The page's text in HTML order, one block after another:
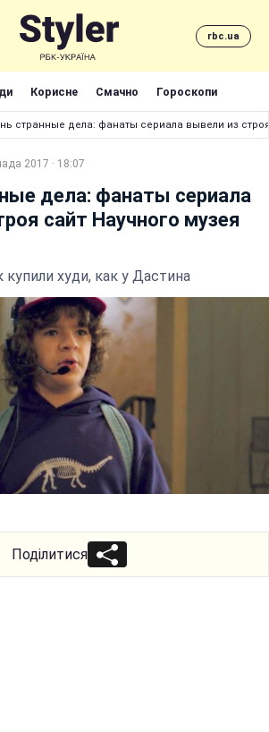
rbc.ua
Корисне Смачно Гороскопи
странные дела: фанаты сериала вывели из
2017 · 18:07
дела: фанаты сериала
сайт Научного музея
худи, как у Дастина
Поділитися